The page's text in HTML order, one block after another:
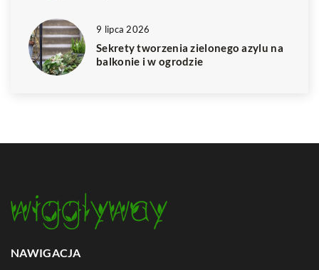
9 lipca 2026
Sekrety tworzenia zielonego azylu na
balkonie i w ogrodzie
NAWIGACJA